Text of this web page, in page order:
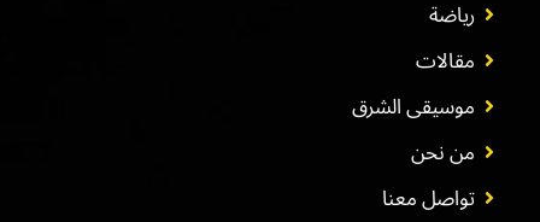
رياضة
مقالات
موسيقى الشرق
من نحن
تواصل معنا